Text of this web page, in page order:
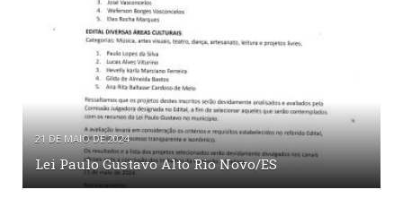
21 DE MAIO DE 2024
Lei Paulo Gustavo Alto Rio Novo/ES